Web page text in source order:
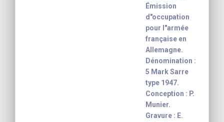
Émission
d"occupation
pour l"armée
française en
Allemagne.
Dénomination :
5 Mark Sarre
type 1947.
Conception : P.
Munier.
Gravure : E.